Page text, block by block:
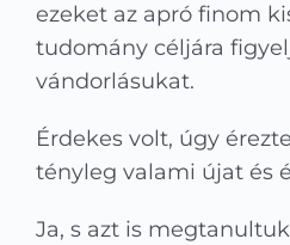
ezeket az apró finom
tudomány céljára
vándorlásukat.
Érdekes volt, úgy
tényleg valami újat és
Ja, s azt is